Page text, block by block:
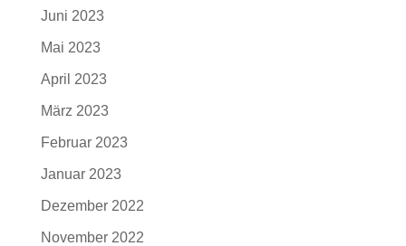
Juni 2023
Mai 2023
April 2023
März 2023
Februar 2023
Januar 2023
Dezember 2022
November 2022